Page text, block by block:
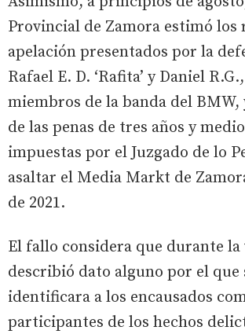
Provincial de Zamora estimó los
apelación presentados por la
Rafael E. D. ‘Rafita’ y Daniel
miembros de la banda del BMW,
de las penas de tres años y
impuestas por el Juzgado de lo
asaltar el Media Markt de
de 2021.
El fallo considera que durante la
describió dato alguno por el que
identificara a los encausados
participantes de los hechos